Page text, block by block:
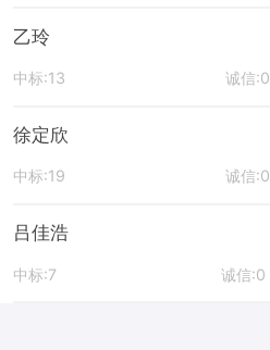
乙玲
中标:13 诚信:0
徐定欣
中标:19 诚信:0
吕佳浩
中标:7 诚信:0